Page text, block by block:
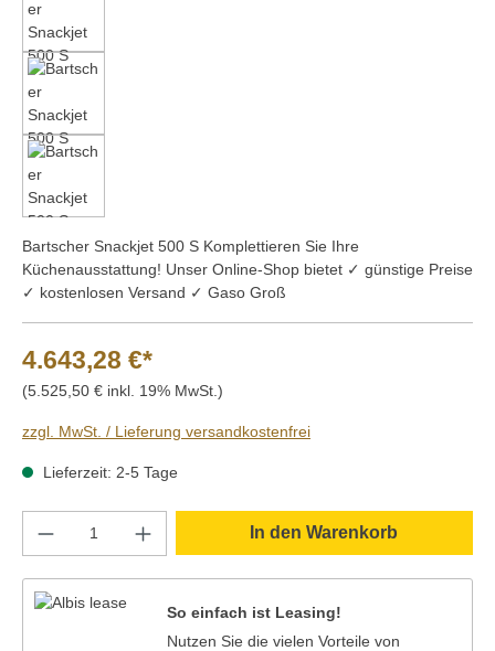
Bartscher Snackjet 500 S Komplettieren Sie Ihre
Küchenausstattung! Unser Online-Shop bietet ✓ günstige Preise
✓ kostenlosen Versand ✓ Gaso Groß
4.643,28 €*
(5.525,50 € inkl. 19% MwSt.)
zzgl. MwSt. / Lieferung versandkostenfrei
Lieferzeit: 2-5 Tage
Produkt Anzahl: Gib den gewünschten
In den Warenkorb
So einfach ist Leasing!
Nutzen Sie die vielen Vorteile von